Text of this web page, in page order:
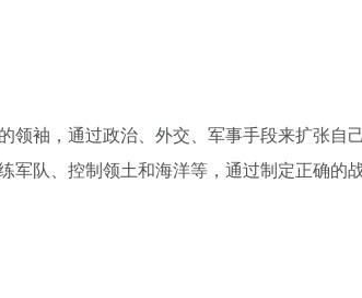
领袖，通过政治、外交、军事手段来扩张自
军队、控制领土和海洋等，通过制定正确的